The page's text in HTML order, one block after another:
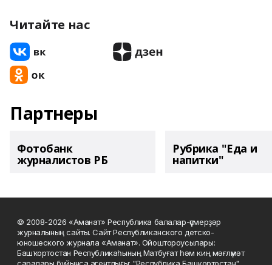
Читайте нас
Партнеры
Фотобанк
журналистов РБ
Рубрика "Еда и
напитки"
© 2008-2026 «Аманат» Республика балалар-үҫмерҙәр
журналының сайты. Сайт Республиканского детско-
юношеского журнала «Аманат». Ойоштороусылары:
Башҡортостан Республикаһының Матбуғат һәм киң мәғлүмәт
саралары буйынса агентлығы; "Республика Башкортостан"